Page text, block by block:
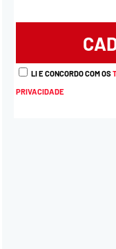
LI E CONCORDO COM OS
PRIVACIDADE